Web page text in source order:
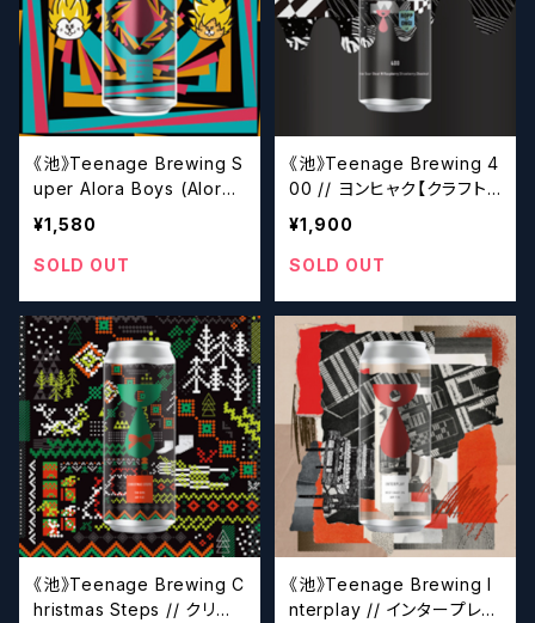
《池》Teenage Brewing S
uper Alora Boys (Alora+
Superdelic)【クラフトビー
ル】
¥1,580
SOLD OUT
《池》Teenage Brewing 4
00 // ヨンヒャク【クラフト
ビール】
¥1,900
SOLD OUT
《池》Teenage Brewing C
hristmas Steps // クリス
《池》Teenage Brewing I
nterplay // インタープレイ